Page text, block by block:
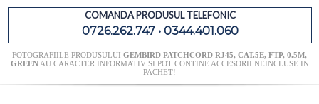
COMANDA PRODUSUL TELEFONIC
0726.262.747 • 0344.401.060
FOTOGRAFIILE PRODUSULUI GEMBIRD PATCHCORD RJ45, CAT.5E, FTP, 0.5M,
GREENAU CARACTER INFORMATIV SI POT CONTINE ACCESORII NEINCLUSE IN
PACHET!